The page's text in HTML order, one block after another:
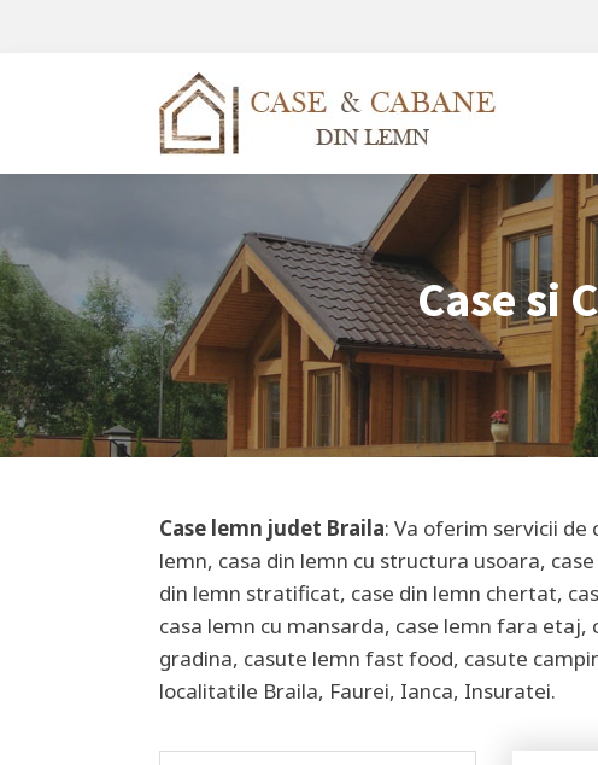
Case si
Case lemn judet Braila: Va oferim servicii
lemn, casa din lemn cu structura usoara,
din lemn stratificat, case din lemn chertat,
casa lemn cu mansarda, case lemn fara
gradina, casute lemn fast food, casute
localitatile Braila, Faurei, Ianca, Insuratei.